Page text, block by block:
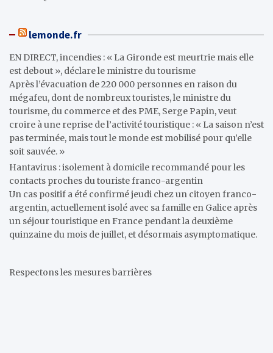
lemonde.fr
EN DIRECT, incendies : « La Gironde est meurtrie mais elle
est debout », déclare le ministre du tourisme
Après l’évacuation de 220 000 personnes en raison du
mégafeu, dont de nombreux touristes, le ministre du
tourisme, du commerce et des PME, Serge Papin, veut
croire à une reprise de l’activité touristique : « La saison n’est
pas terminée, mais tout le monde est mobilisé pour qu’elle
soit sauvée. »
Hantavirus : isolement à domicile recommandé pour les
contacts proches du touriste franco-argentin
Un cas positif a été confirmé jeudi chez un citoyen franco-
argentin, actuellement isolé avec sa famille en Galice après
un séjour touristique en France pendant la deuxième
quinzaine du mois de juillet, et désormais asymptomatique.
Respectons les mesures barrières